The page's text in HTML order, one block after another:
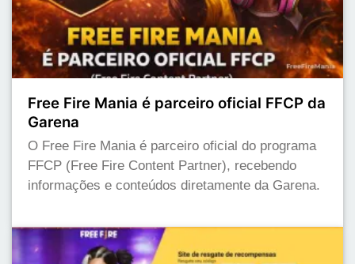
Free Fire Mania é parceiro oficial FFCP da
Garena
O Free Fire Mania é parceiro oficial do programa
FFCP (Free Fire Content Partner), recebendo
informações e conteúdos diretamente da Garena.